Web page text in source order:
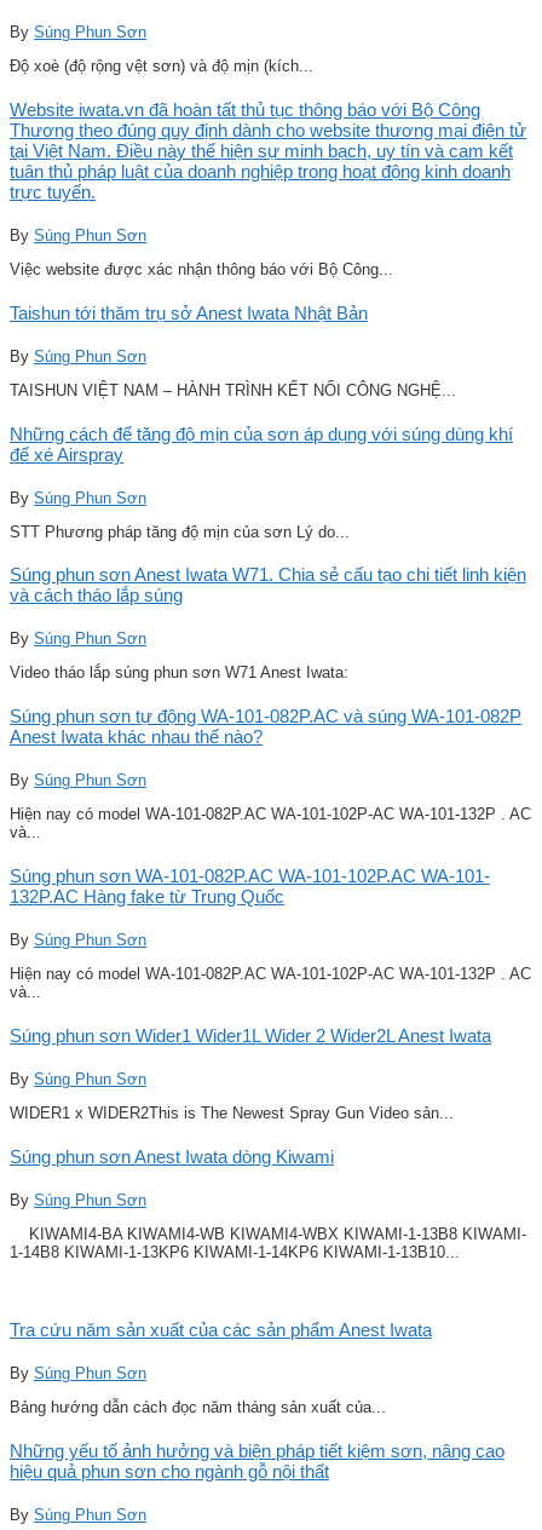
By Súng Phun Sơn
Độ xoè (độ rộng vệt sơn) và độ mịn (kích...
Website iwata.vn đã hoàn tất thủ tục thông báo với Bộ Công
Thương theo đúng quy định dành cho website thương mại điện tử
tại Việt Nam. Điều này thể hiện sự minh bạch, uy tín và cam kết
tuân thủ pháp luật của doanh nghiệp trong hoạt động kinh doanh
trực tuyến.
By Súng Phun Sơn
Việc website được xác nhận thông báo với Bộ Công...
Taishun tới thăm trụ sở Anest Iwata Nhật Bản
By Súng Phun Sơn
TAISHUN VIỆT NAM – HÀNH TRÌNH KẾT NỐI CÔNG NGHỆ...
Những cách để tăng độ mịn của sơn áp dụng với súng dùng khí
để xé Airspray
By Súng Phun Sơn
STT Phương pháp tăng độ mịn của sơn Lý do...
Súng phun sơn Anest Iwata W71. Chia sẻ cấu tạo chi tiết linh kiện
và cách tháo lắp súng
By Súng Phun Sơn
Video tháo lắp súng phun sơn W71 Anest Iwata:
Súng phun sơn tự động WA-101-082P.AC và súng WA-101-082P
Anest Iwata khác nhau thế nào?
By Súng Phun Sơn
Hiện nay có model WA-101-082P.AC WA-101-102P-AC WA-101-132P . AC
và...
Súng phun sơn WA-101-082P.AC WA-101-102P.AC WA-101-
132P.AC Hàng fake từ Trung Quốc
By Súng Phun Sơn
Hiện nay có model WA-101-082P.AC WA-101-102P-AC WA-101-132P . AC
và...
Súng phun sơn Wider1 Wider1L Wider 2 Wider2L Anest Iwata
By Súng Phun Sơn
WIDER1 x WIDER2This is The Newest Spray Gun Video sản...
Súng phun sơn Anest Iwata dòng Kiwami
By Súng Phun Sơn
KIWAMI4-BA KIWAMI4-WB KIWAMI4-WBX KIWAMI-1-13B8 KIWAMI-
1-14B8 KIWAMI-1-13KP6 KIWAMI-1-14KP6 KIWAMI-1-13B10...
Tra cứu năm sản xuất của các sản phẩm Anest Iwata
By Súng Phun Sơn
Bảng hướng dẫn cách đọc năm tháng sản xuất của...
Những yếu tố ảnh hưởng và biện pháp tiết kiệm sơn, nâng cao
hiệu quả phun sơn cho ngành gỗ nội thất
By Súng Phun Sơn